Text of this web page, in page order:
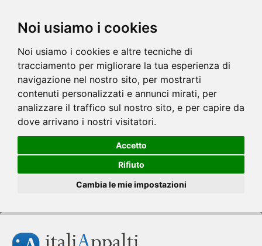
Noi usiamo i cookies
Noi usiamo i cookies e altre tecniche di
tracciamento per migliorare la tua esperienza di
navigazione nel nostro sito, per mostrarti
contenuti personalizzati e annunci mirati, per
analizzare il traffico sul nostro sito, e per capire da
dove arrivano i nostri visitatori.
Accetto
Rifiuto
Cambia le mie impostazioni